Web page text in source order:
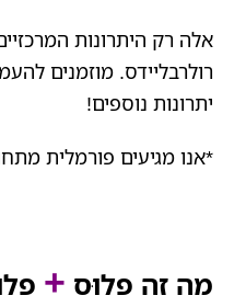
אלה רק היתרונות
רולרבליידס. מוזמנים
יתרונות נוספים!
*אנו מגיעים פורמלית
מה זה פלוּס +